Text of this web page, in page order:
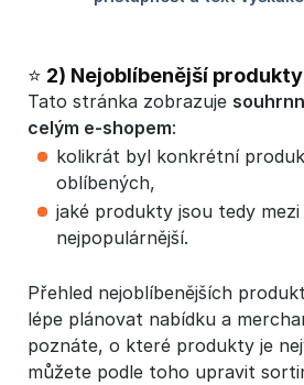
⭐ 2) Nejoblíbenější produkty
Tato stránka zobrazuje
celým e-shopem:
kolikrát byl konkrétní
oblíbených,
jaké produkty jsou tedy
nejpopulárnější.
Přehled nejoblíbenějších
lépe plánovat nabídku a
poznáte, o které produkty je
můžete podle toho upravit